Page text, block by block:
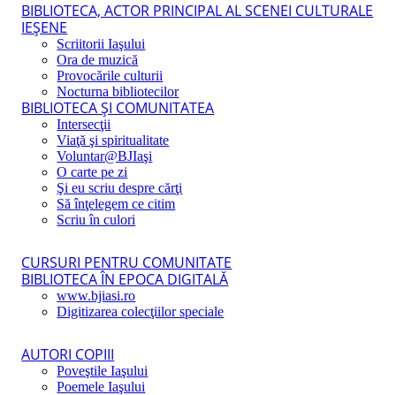
BIBLIOTECA, ACTOR PRINCIPAL AL SCENEI CULTURALE
IEŞENE
Scriitorii Iaşului
Ora de muzică
Provocările culturii
Nocturna bibliotecilor
BIBLIOTECA ŞI COMUNITATEA
Intersecţii
Viaţă şi spiritualitate
Voluntar@BJIaşi
O carte pe zi
Şi eu scriu despre cărţi
Să înţelegem ce citim
Scriu în culori
CURSURI PENTRU COMUNITATE
BIBLIOTECA ÎN EPOCA DIGITALĂ
www.bjiasi.ro
Digitizarea colecţiilor speciale
AUTORI COPIII
Poveştile Iaşului
Poemele Iaşului